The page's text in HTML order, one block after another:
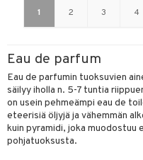
1 2 3 4
Eau de parfum
Eau de parfumin tuoksuvien
säilyy iholla n. 5-7 tuntia
on usein pehmeämpi eau de
eteerisiä öljyjä ja vähemmän
kuin pyramidi, joka
pohjatuoksusta.